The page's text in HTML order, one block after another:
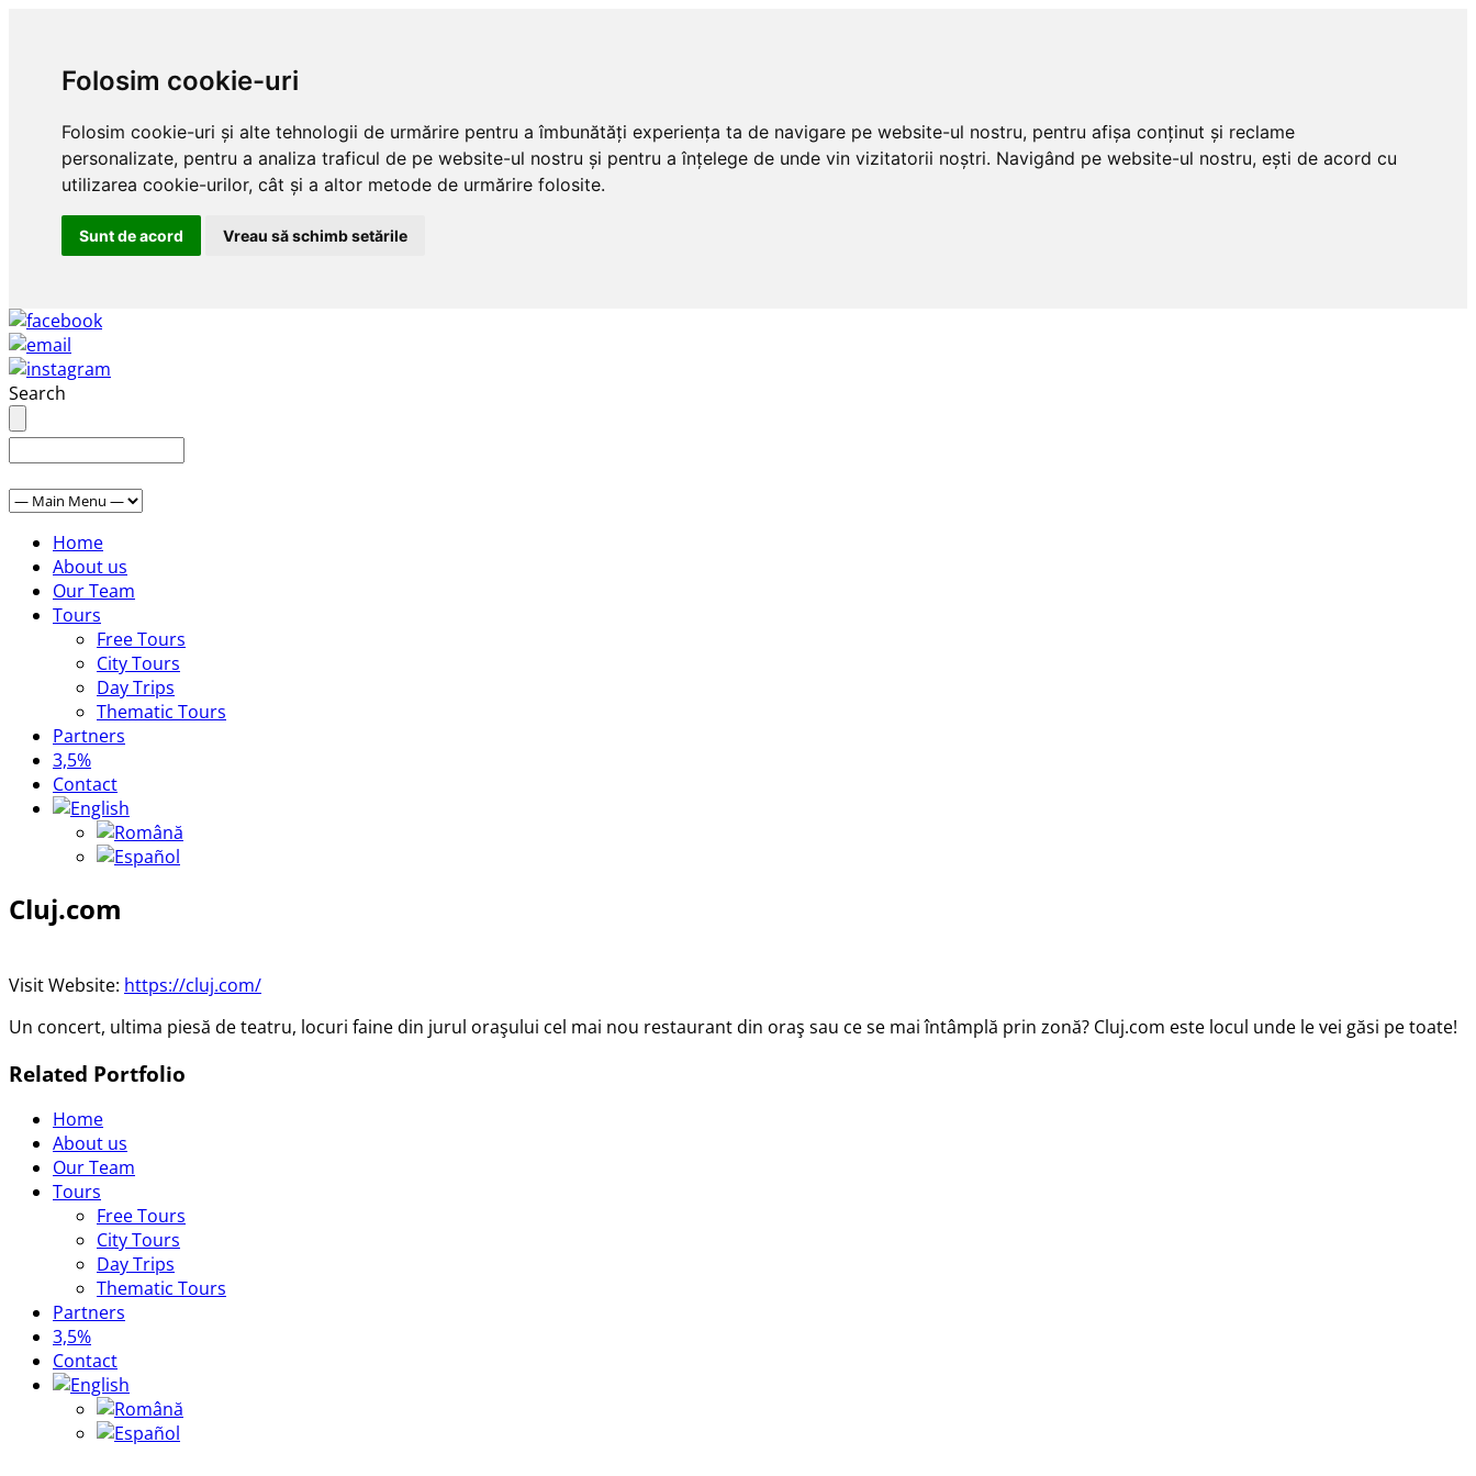
Folosim cookie-uri
Folosim cookie-uri și alte tehnologii de urmărire pentru a îmbunătăți experiența ta de navigare pe website-ul nostru, pentru afișa conținut și reclame
personalizate, pentru a analiza traficul de pe website-ul nostru și pentru a înțelege de unde vin vizitatorii noștri. Navigând pe website-ul nostru, ești de acord cu
utilizarea cookie-urilor, cât și a altor metode de urmărire folosite.
Sunt de acord Vreau să schimb setările
Search
Home
About us
Our Team
Tours
Free Tours
City Tours
Day Trips
Thematic Tours
Partners
3,5%
Contact
Cluj.com
Visit Website: https://cluj.com/
Un concert, ultima piesă de teatru, locuri faine din jurul oraşului cel mai nou restaurant din oraş sau ce se mai întâmplă prin zonă? Cluj.com este locul unde le vei găsi pe toate!
Related Portfolio
Home
About us
Our Team
Tours
Free Tours
City Tours
Day Trips
Thematic Tours
Partners
3,5%
Contact